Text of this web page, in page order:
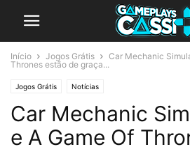
Início Jogos Grátis
Car Mechanic
Thrones estão de graça...
Jogos Grátis Notícias
Car Mechanic
e A Game Of